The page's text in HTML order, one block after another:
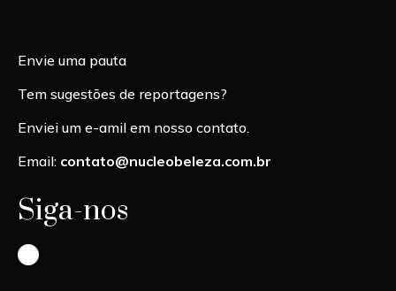
Envie uma pauta
Tem sugestões de reportagens?
Enviei um e-amil em nosso contato.
Email: contato@nucleobeleza.com.br
Siga-nos
Instagram